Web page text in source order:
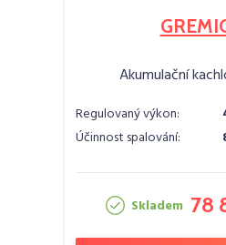
Akumulační
Regulovaný výkon:
Účinnost spalování:
Skladem 78